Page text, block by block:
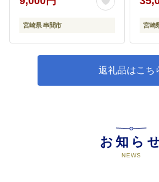
指定が
途を決定
宮崎県 串間市 宮崎
返礼品はこち
お知ら
NEWS